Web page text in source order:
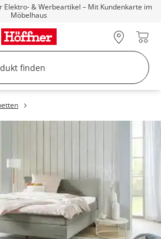
Elektro- & Werbeartikel – Mit Kundenkarte im
Möbelhaus